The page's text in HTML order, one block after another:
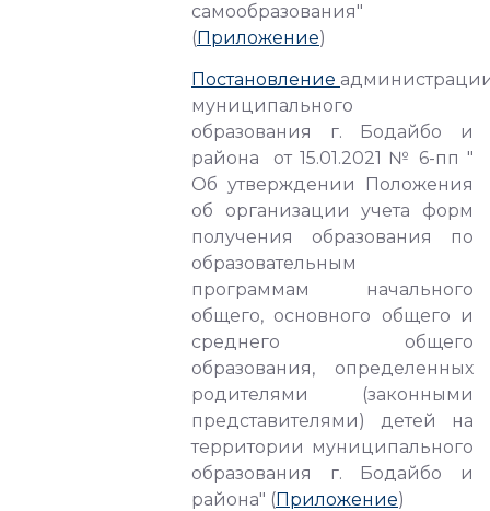
самообразования"
(Приложение)
Постановление
муниципального
образования г. Бодайбо и
района от 15.01.2021 № 6-пп "
Об утверждении Положения
об организации учета форм
получения образования по
образовательным
программам начального
общего, основного общего и
среднего общего
образования, определенных
родителями (законными
представителями) детей на
территории муниципального
образования г. Бодайбо и
района" (Приложение)